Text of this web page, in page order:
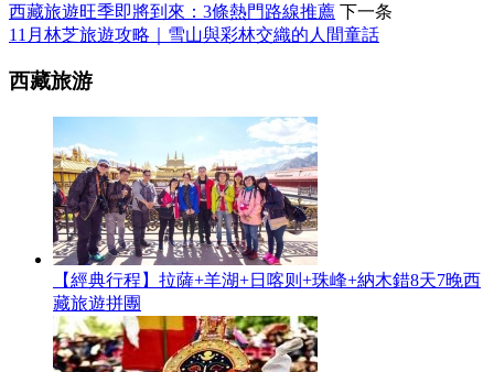
西藏旅遊旺季即將到來：3條熱門路線推薦 下一条
11月林芝旅遊攻略｜雪山與彩林交織的人間童話
西藏旅游
【經典行程】拉薩+羊湖+日喀则+珠峰+納木錯8天7晚西
藏旅遊拼團